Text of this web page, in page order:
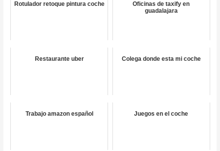
Rotulador retoque pintura coche
Oficinas de taxify en
guadalajara
Restaurante uber Colega donde esta mi coche
Trabajo amazon español Juegos en el coche